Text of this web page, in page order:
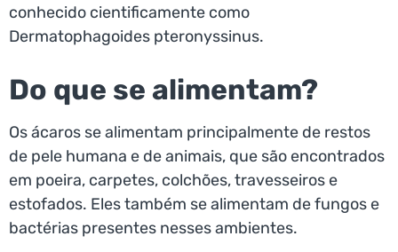
conhecido cientificamente como
Dermatophagoides pteronyssinus.
Do que se alimentam?
Os ácaros se alimentam principalmente de restos
de pele humana e de animais, que são encontrados
em poeira, carpetes, colchões, travesseiros e
estofados. Eles também se alimentam de fungos e
bactérias presentes nesses ambientes.